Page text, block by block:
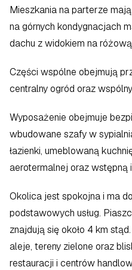
Mieszkania na parterze
na górnych kondygnacjach
dachu z widokiem na
Części wspólne obejmują
centralny ogród oraz
Wyposażenie obejmuje
wbudowane szafy w
łazienki, umeblowaną
aerotermalnej oraz
Okolica jest spokojna i ma
podstawowych usług.
znajdują się około 4 km
aleje, tereny zielone oraz
restauracji i centrów